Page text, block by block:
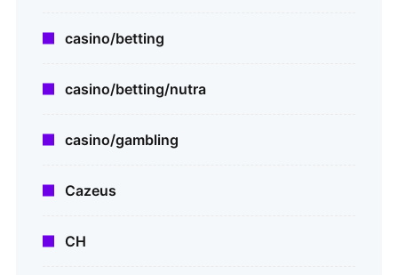
casino/betting
casino/betting/nutra
casino/gambling
Cazeus
CH